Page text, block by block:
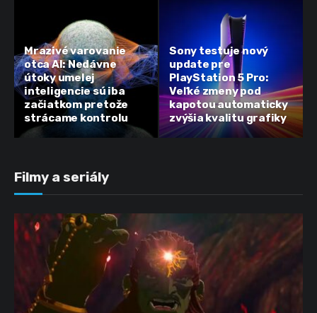
Mrazivé varovanie
otca AI: Nedávne
útoky umelej
inteligencie sú iba
začiatkom pretože
strácame kontrolu
Sony testuje nový
update pre
PlayStation 5 Pro:
Veľké zmeny pod
kapotou automaticky
zvýšia kvalitu grafiky
Filmy a seriály